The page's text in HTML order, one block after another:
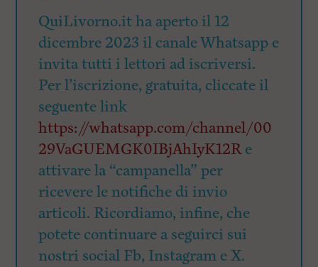
QuiLivorno.it ha aperto il 12
dicembre 2023 il canale Whatsapp e
invita tutti i lettori ad iscriversi.
Per l’iscrizione, gratuita, cliccate il
seguente link
https://whatsapp.com/channel/00
29VaGUEMGK0IBjAhIyK12Re
attivare la “campanella” per
ricevere le notifiche di invio
articoli. Ricordiamo, infine, che
potete continuare a seguirci sui
nostri social Fb, Instagram e X.